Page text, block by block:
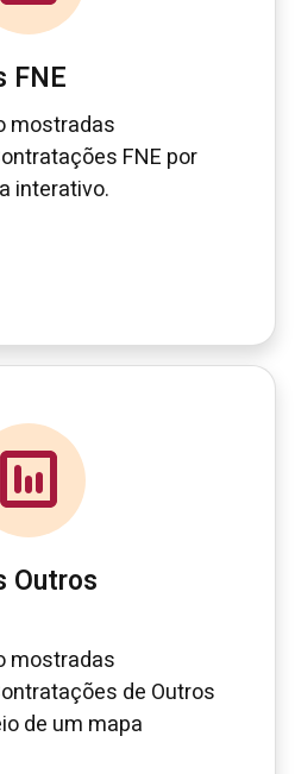
FNE
mostradas
FNE por
interativo.
Outros
mostradas
de Outros
de um mapa